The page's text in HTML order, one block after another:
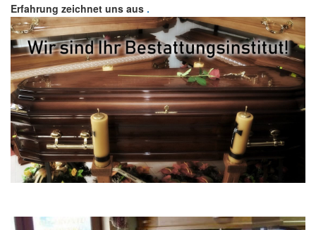
Erfahrung zeichnet uns aus .